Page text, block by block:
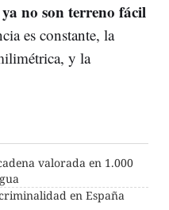
no son terreno fácil
es constante, la
y la
valorada en 1.000
en España